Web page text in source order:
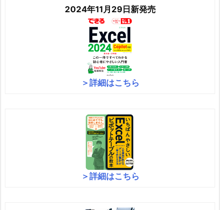
2024年11月29日新発売
＞詳細はこちら
＞詳細はこちら